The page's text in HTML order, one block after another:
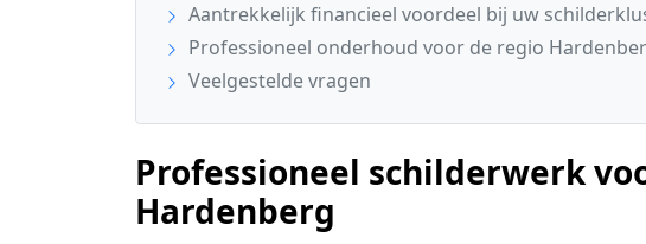
Aantrekkelijk financieel voordeel bij uw
Professioneel onderhoud voor de regio
Veelgestelde vragen
Professioneel schilderwerk
Hardenberg